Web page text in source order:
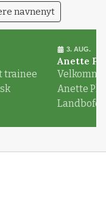
navnenyt
trainee
3. AUG.
Anette
Anette